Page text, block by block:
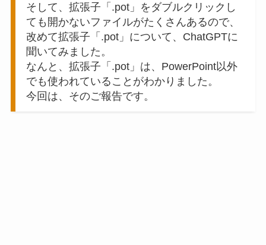
そして、拡張子「.pot」をダブルクリックし
ても開かないファイルがたくさんあるので、
改めて拡張子「.pot」について、ChatGPTに
聞いてみました。
なんと、拡張子「.pot」は、PowerPoint以外
でも使われていることがわかりました。
今回は、そのご報告です。